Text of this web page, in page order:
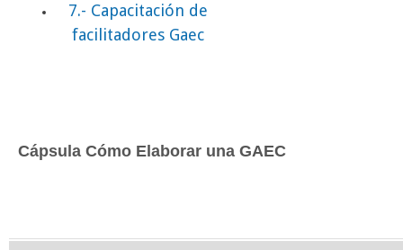
7.- Capacitación de
facilitadores Gaec
Cápsula Cómo Elaborar una GAEC